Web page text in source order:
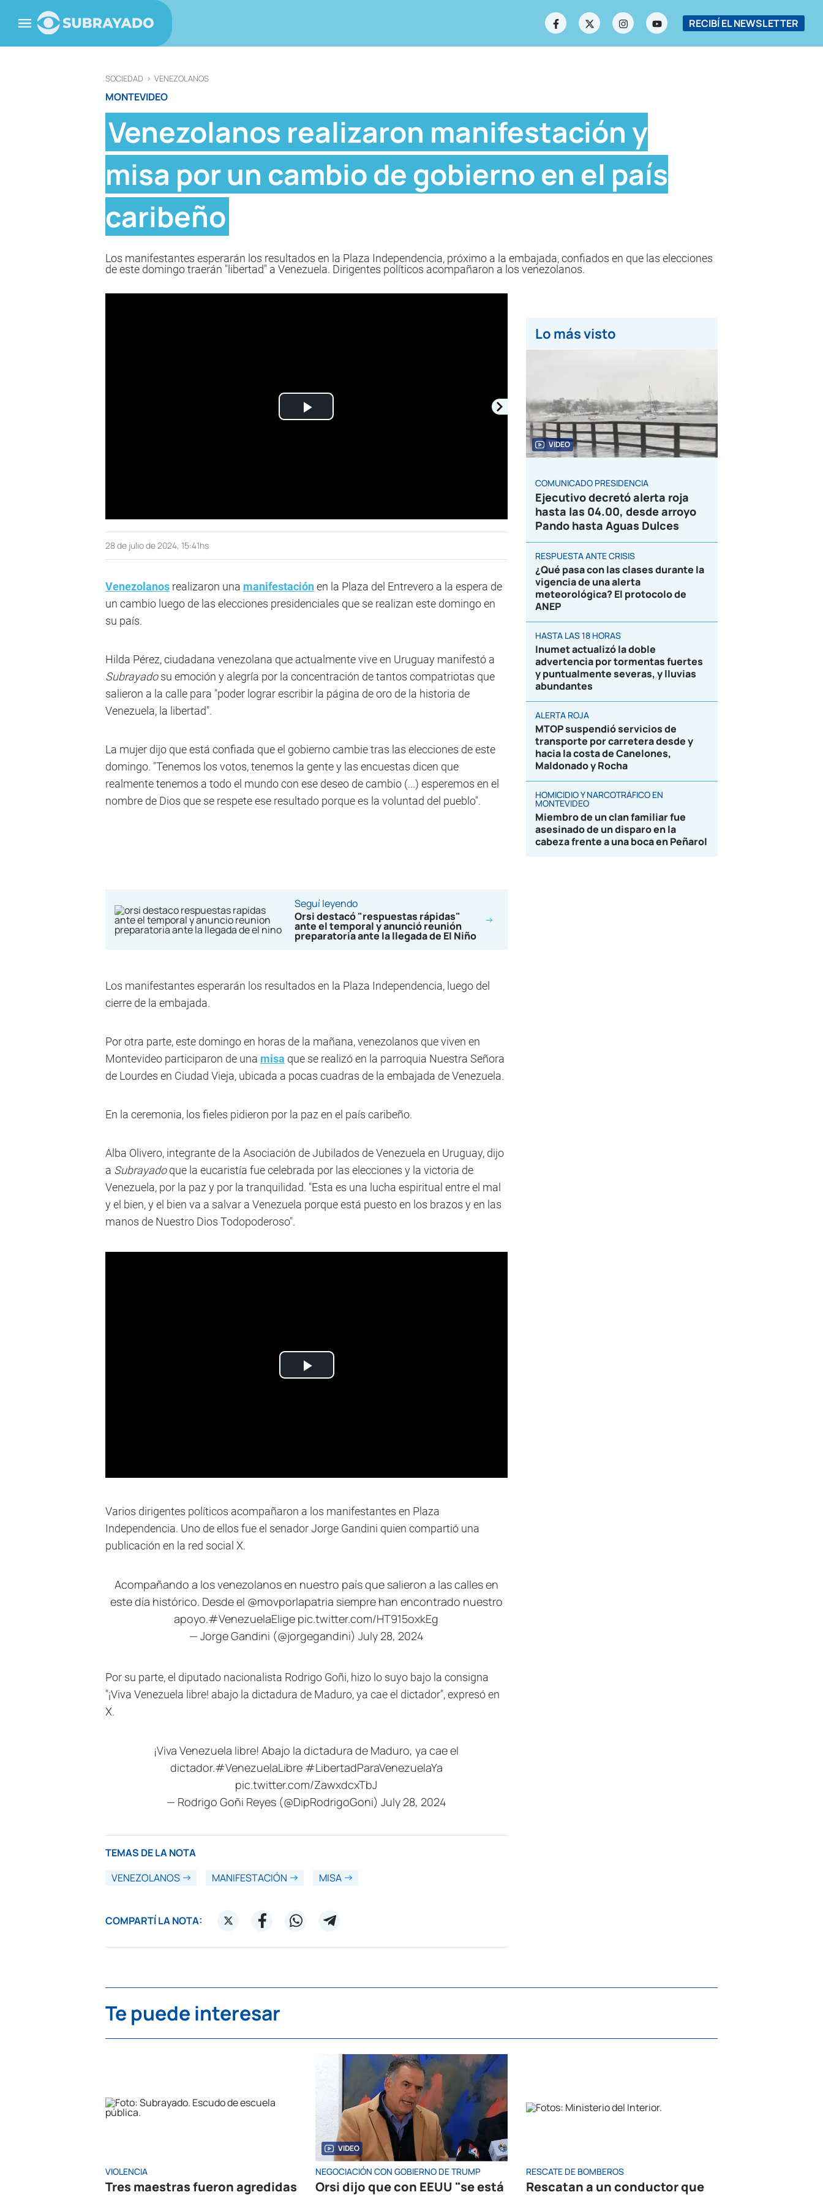
RECIBÍ EL NEWSLETTER
SOCIEDAD > VENEZOLANOS
MONTEVIDEO
Venezolanos realizaron manifestación y
misa por un cambio de gobierno en el país
caribeño
Los manifestantes esperarán los resultados en la Plaza Independencia, próximo a la embajada, confiados en que las elecciones
de este domingo traerán "libertad" a Venezuela. Dirigentes políticos acompañaron a los venezolanos.
Play
28 de julio de 2024, 15:41hs
Venezolanos realizaron una manifestaciónen la Plaza del Entrevero a la espera de
un cambio luego de las elecciones presidenciales que se realizan este domingo en
su país.
Hilda Pérez, ciudadana venezolana que actualmente vive en Uruguay manifestó a
Subrayadosu emoción y alegría por la concentración de tantos compatriotas que
salieron a la calle para "poder lograr escribir la página de oro de la historia de
Venezuela, la libertad".
La mujer dijo que está confiada que el gobierno cambie tras las elecciones de este
domingo. "Tenemos los votos, tenemos la gente y las encuestas dicen que
realmente tenemos a todo el mundo con ese deseo de cambio (...) esperemos en el
nombre de Dios que se respete ese resultado porque es la voluntad del pueblo".
Seguí leyendo
Orsi destacó "respuestas rápidas"
ante el temporal y anunció reunión
preparatoria ante la llegada de El Niño
Los manifestantes esperarán los resultados en la Plaza Independencia, luego del
cierre de la embajada.
Por otra parte, este domingo en horas de la mañana, venezolanos que viven en
Montevideo participaron de una misa que se realizó en la parroquia Nuestra Señora
de Lourdes en Ciudad Vieja, ubicada a pocas cuadras de la embajada de Venezuela.
En la ceremonia, los fieles pidieron por la paz en el país caribeño.
Alba Olivero, integrante de la Asociación de Jubilados de Venezuela en Uruguay, dijo
a Subrayadoque la eucaristía fue celebrada por las elecciones y la victoria de
Venezuela, por la paz y por la tranquilidad. "Esta es una lucha espiritual entre el mal
y el bien, y el bien va a salvar a Venezuela porque está puesto en los brazos y en las
manos de Nuestro Dios Todopoderoso".
Varios dirigentes políticos acompañaron a los manifestantes en Plaza
Independencia. Uno de ellos fue el senador Jorge Gandini quien compartió una
publicación en la red social X.
Acompañando a los venezolanos en nuestro país que salieron a las calles en
este día histórico. Desde el @movporlapatria siempre han encontrado nuestro
apoyo.#VenezuelaElige pic.twitter.com/HT915oxkEg
— Jorge Gandini (@jorgegandini) July 28, 2024
Por su parte, el diputado nacionalista Rodrigo Goñi, hizo lo suyo bajo la consigna
"¡Viva Venezuela libre! abajo la dictadura de Maduro, ya cae el dictador", expresó en
X.
¡Viva Venezuela libre! Abajo la dictadura de Maduro, ya cae el
dictador.#VenezuelaLibre #LibertadParaVenezuelaYa
pic.twitter.com/ZawxdcxTbJ
— Rodrigo Goñi Reyes (@DipRodrigoGoni) July 28, 2024
TEMAS DE LA NOTA
VENEZOLANOS
MANIFESTACIÓN MISA
COMPARTÍ LA NOTA:
Lo más visto
VIDEO
COMUNICADO PRESIDENCIA
Ejecutivo decretó alerta roja
hasta las 04.00, desde arroyo
Pando hasta Aguas Dulces
RESPUESTA ANTE CRISIS
¿Qué pasa con las clases durante la
vigencia de una alerta
meteorológica? El protocolo de
ANEP
HASTA LAS 18 HORAS
Inumet actualizó la doble
advertencia por tormentas fuertes
y puntualmente severas, y lluvias
abundantes
ALERTA ROJA
MTOP suspendió servicios de
transporte por carretera desde y
hacia la costa de Canelones,
Maldonado y Rocha
HOMICIDIO Y NARCOTRÁFICO EN
MONTEVIDEO
Miembro de un clan familiar fue
asesinado de un disparo en la
cabeza frente a una boca en Peñarol
Te puede interesar
VIOLENCIA
Tres maestras fueron agredidas
VIDEO
NEGOCIACIÓN CON GOBIERNO DE TRUMP
Orsi dijo que con EEUU "se está
RESCATE DE BOMBEROS
Rescatan a un conductor que